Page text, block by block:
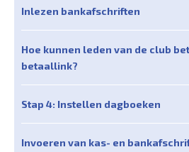
Inlezen bankafschriften
Hoe kunnen leden van de club
betaallink?
Stap 4: Instellen dagboeken
Invoeren van kas- en